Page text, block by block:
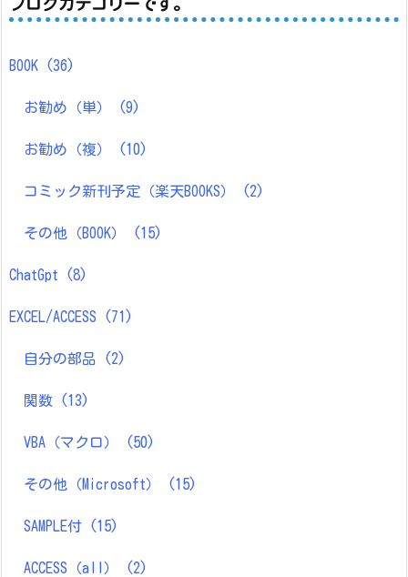
ブログカテゴリーです。
BOOK (36)
お勧め（単） (9)
お勧め（複） (10)
コミック新刊予定（楽天BOOKS） (2)
その他（BOOK） (15)
ChatGpt (8)
EXCEL/ACCESS (71)
自分の部品 (2)
関数 (13)
VBA（マクロ） (50)
その他（Microsoft） (15)
SAMPLE付 (15)
ACCESS（all） (2)